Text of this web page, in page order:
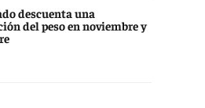
descuenta una
del peso en noviembre y